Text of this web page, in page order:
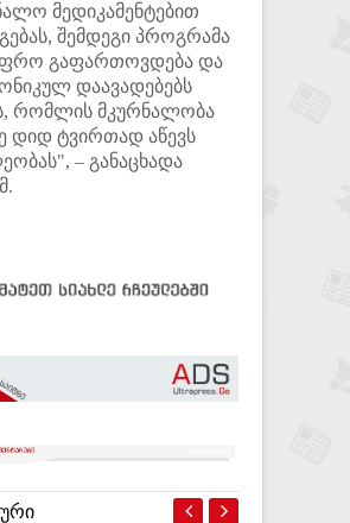
მედიკამენტებით
შემდეგი პროგრამა
გაფართოვდება და
დაავადებებს
რომლის მკურნალობა
დიდ ტვირთად აწევს
– განაცხადა